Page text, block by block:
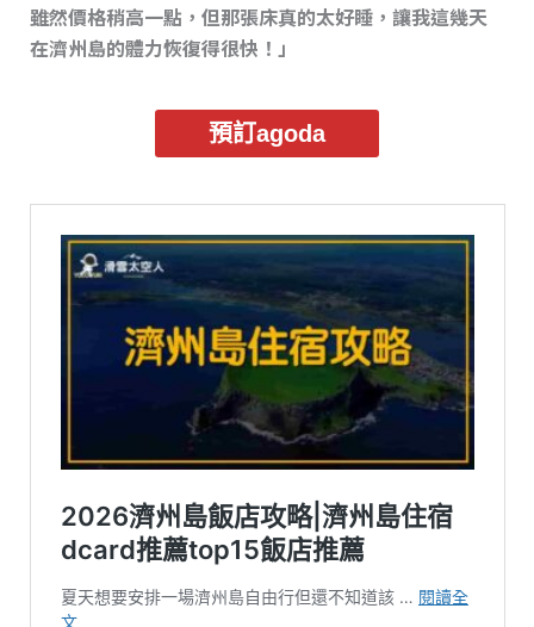
雖然價格稍高一點，但那張床真的太好睡，讓我這幾天
在濟州島的體力恢復得很快！」
預訂agoda